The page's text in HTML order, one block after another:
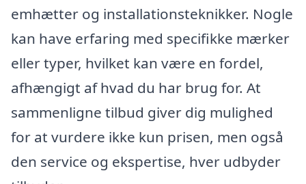
emhætter og installationsteknikker. Nogle
kan have erfaring med specifikke mærker
eller typer, hvilket kan være en fordel,
afhængigt af hvad du har brug for. At
sammenligne tilbud giver dig mulighed
for at vurdere ikke kun prisen, men også
den service og ekspertise, hver udbyder